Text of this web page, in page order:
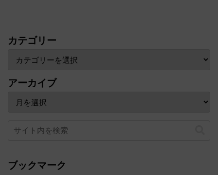
カテゴリー
アーカイブ
ブックマーク